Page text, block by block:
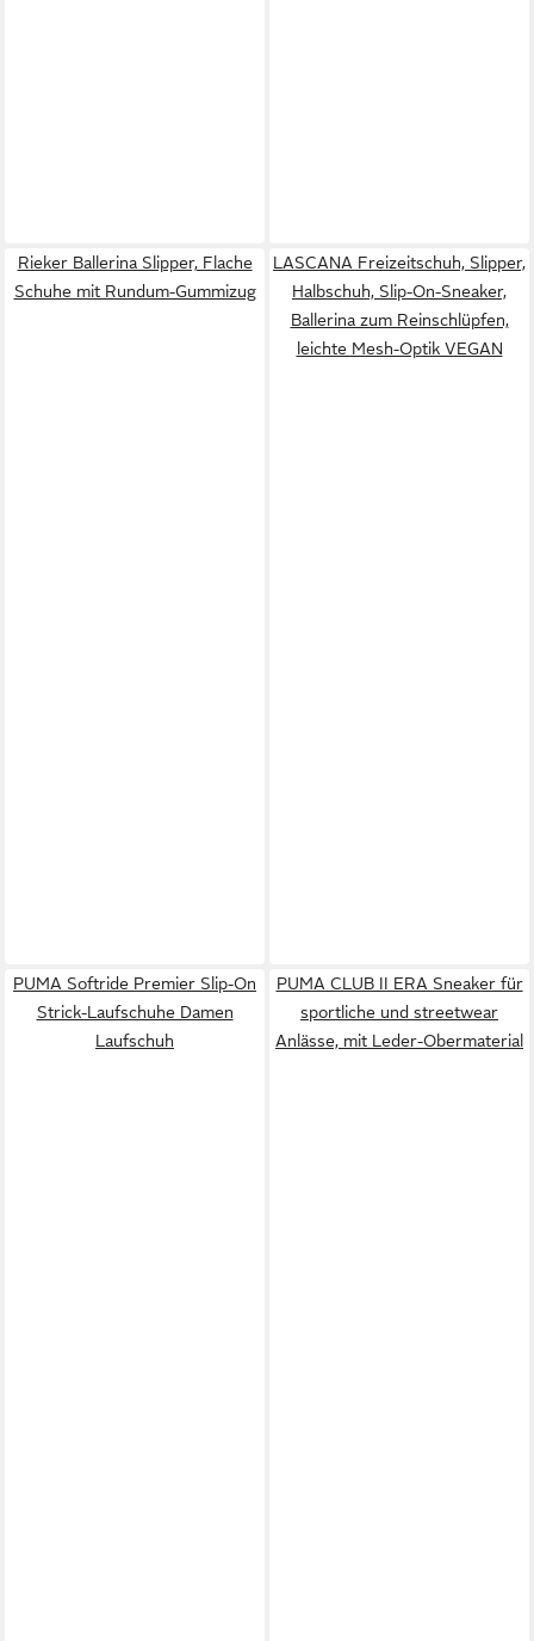
Rieker Ballerina Slipper, Flache
Schuhe mit Rundum-Gummizug
LASCANA Freizeitschuh, Slipper,
Halbschuh, Slip-On-Sneaker,
Ballerina zum Reinschlüpfen,
leichte Mesh-Optik VEGAN
PUMA Softride Premier Slip-On
Strick-Laufschuhe Damen
Laufschuh
PUMA CLUB II ERA Sneaker für
sportliche und streetwear
Anlässe, mit Leder-Obermaterial